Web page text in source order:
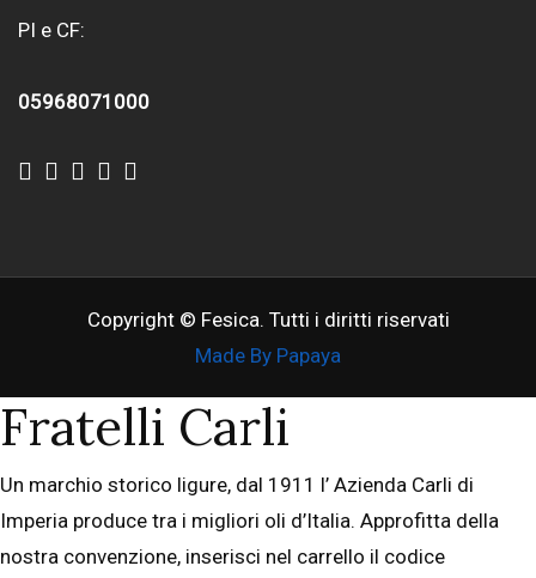
PI e CF:
05968071000
Copyright © Fesica. Tutti i diritti riservati
Made By Papaya
Fratelli Carli
Un marchio storico ligure, dal 1911 l’ Azienda Carli di
Imperia produce tra i migliori oli d’Italia. Approfitta della
nostra convenzione, inserisci nel carrello il codice